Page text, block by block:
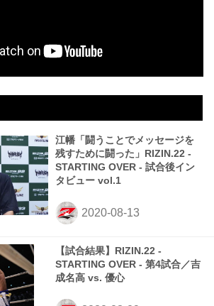
江幡「闘うことでメッセージを
残すために闘った」RIZIN.22 -
STARTING OVER - 試合後イン
タビュー vol.1
【試合結果】RIZIN.22 -
STARTING OVER - 第4試合／吉
成名高 vs. 優心